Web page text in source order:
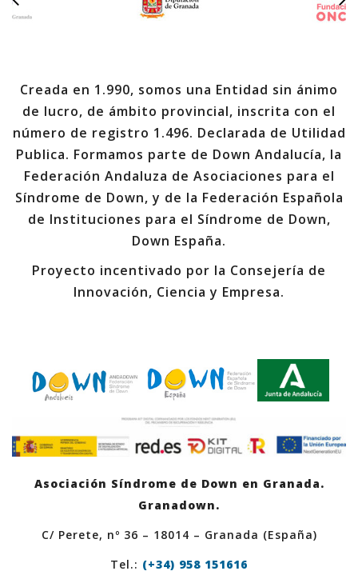
Creada en 1.990, somos una Entidad sin ánimo
de lucro, de ámbito provincial, inscrita con el
número de registro 1.496. Declarada de Utilidad
Publica. Formamos parte de Down Andalucía, la
Federación Andaluza de Asociaciones para el
Síndrome de Down, y de la Federación Española
de Instituciones para el Síndrome de Down,
Down España.
Proyecto incentivado por la Consejería de
Innovación, Ciencia y Empresa.
Asociación Síndrome de Down en Granada.
Granadown.
C/ Perete, nº 36 – 18014 – Granada (España)
Tel.: (+34) 958 151616